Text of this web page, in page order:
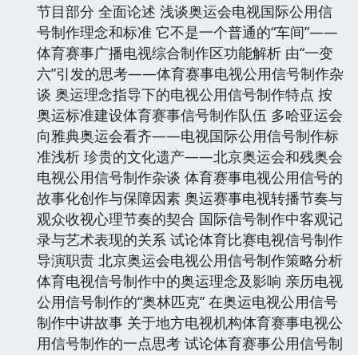
节目部分 全面论述 浅谈奥运会电视国际公用信
号制作理念和标准 它不是一个普通的“车间”——
体育赛事广播电视综合制作区功能解析 由“一变
六”引发的思考——体育赛事电视公用信号制作杂
谈 奥运理念指导下的电视公用信号制作特点 按
奥运标准建设体育赛事信号制作队伍 多哈亚运会
向雅典奥运会看齐——电视国际公用信号制作标
准浅析 珍贵的文化遗产——北京奥运会和残奥会
电视公用信号制作杂谈 体育赛事电视公用信号的
故事化创作与保障因素 奥运赛事电视转播节奏与
观众收视心理节奏的契合 国际信号制作中客观记
录与艺术表现的关系 试论体育比赛电视信号制作
导演职责 北京奥运会电视公用信号制作策略分析
体育电视信号制作中的奥运理念及影响 亲历电视
公用信号制作的“奥林匹克” 在奥运电视公用信号
制作中讲故事 关于地方电视机构体育赛事电视公
用信号制作的一点思考 试论体育赛事公用信号制